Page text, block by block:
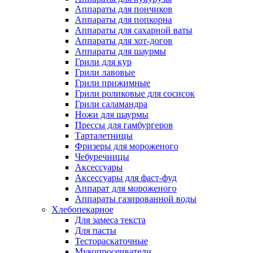
Аппараты для пончиков
Аппараты для попкорна
Аппараты для сахарной ваты
Аппараты для хот-догов
Аппараты для шаурмы
Грили для кур
Грили лавовые
Грили прижимные
Грили роликовые для сосисок
Грили саламандра
Ножи для шаурмы
Прессы для гамбургеров
Тарталетницы
Фризеры для мороженого
Чебуречницы
Аксессуары
Аксессуары для фаст-фуд
Аппарат для мороженого
Аппараты газированной воды
Хлебопекарное
Для замеса текста
Для пасты
Тестораскаточные